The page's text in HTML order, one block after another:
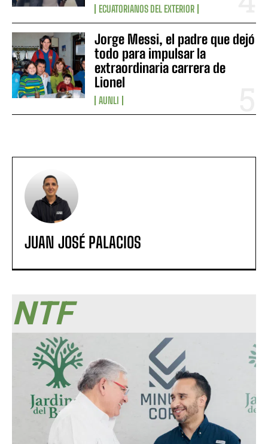
ECUATORIANOS DEL EXTERIOR
Jorge Messi, el padre que dejó
todo para impulsar la
extraordinaria carrera de
Lionel
AUNLI
JUAN JOSÉ PALACIOS
NTF